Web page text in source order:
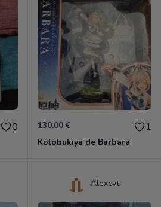
0 130.00 € 1
Kotobukiya de Barbara
Alexcvt